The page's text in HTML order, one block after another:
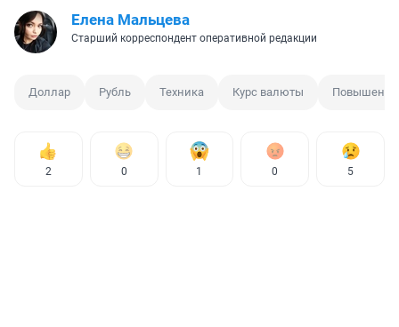
Елена Мальцева
Старший корреспондент оперативной редакции
Доллар Рубль Техника Курс валюты
2 0 1 0 5